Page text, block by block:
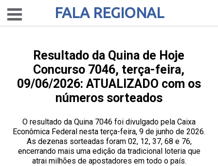
FALA REGIONAL
Resultado da Quina de Hoje
Concurso 7046, terça-feira,
09/06/2026: ATUALIZADO com os
números sorteados
O resultado da Quina 7046 foi divulgado pela Caixa
Econômica Federal nesta terça-feira, 9 de junho de 2026.
As dezenas sorteadas foram 02, 12, 37, 68 e 76,
encerrando mais uma edição da tradicional loteria que
atrai milhões de apostadores em todo o país.